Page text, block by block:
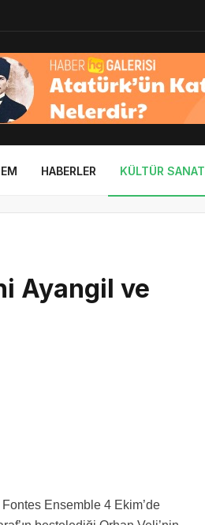
HABERLER KÜLTÜR SANAT
Ayangil ve
Ensemble 4 Ekim’de